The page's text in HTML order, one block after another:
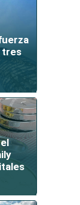
tres